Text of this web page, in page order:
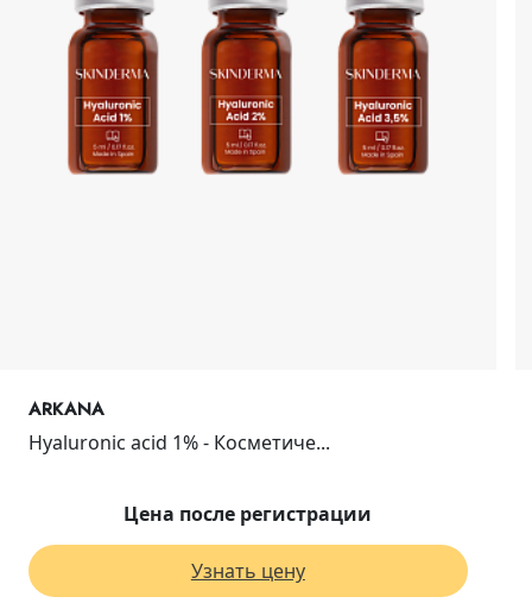
ARKANA
Hyaluronic acid 1% - Косметиче...
Цена после регистрации
Узнать цену